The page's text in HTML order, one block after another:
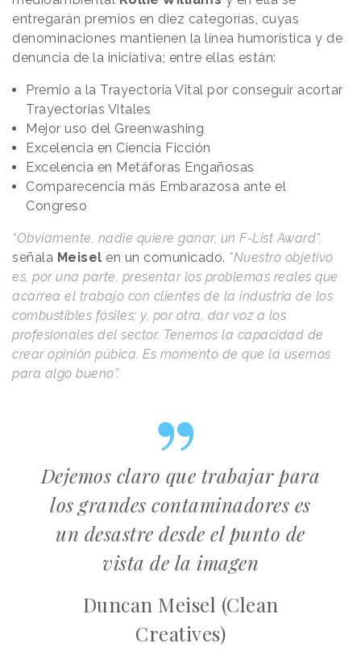
entregarán premios en diez categorías, cuyas
denominaciones mantienen la línea humorística y de
denuncia de la iniciativa; entre ellas están:
Premio a la Trayectoria Vital por conseguir acortar
Trayectorias Vitales
Mejor uso del Greenwashing
Excelencia en Ciencia Ficción
Excelencia en Metáforas Engañosas
Comparecencia más Embarazosa ante el
Congreso
“Obviamente, nadie quiere ganar, un F-List Award”,
señala Meisel en un comunicado. "Nuestro objetivo
es, por una parte, presentar los problemas reales que
acarrea el trabajo con clientes de la industria de los
combustibles fósiles; y, por otra, dar voz a los
profesionales del sector. Tenemos la capacidad de
crear opinión púbica. Es momento de que la usemos
para algo bueno”.
Dejemos claro que trabajar para
los grandes contaminadores es
un desastre desde el punto de
vista de la imagen
Duncan Meisel (Clean
Creatives)